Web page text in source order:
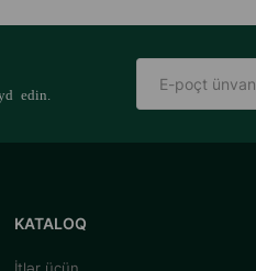
edin.
KATALOQ